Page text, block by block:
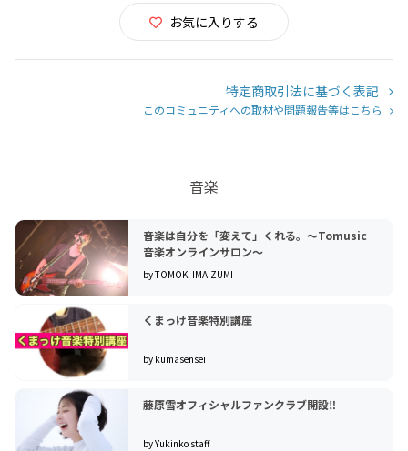
お気に入りする
特定商取引法に基づく表記
このコミュニティへの取材や問題報告等はこちら
音楽
音楽は自分を「変えて」くれる。～Tomusic
音楽オンラインサロン～
by TOMOKI IMAIZUMI
くまっけ音楽特別講座
by kumasensei
藤原雪オフィシャルファンクラブ開設‼︎
by Yukinko staff